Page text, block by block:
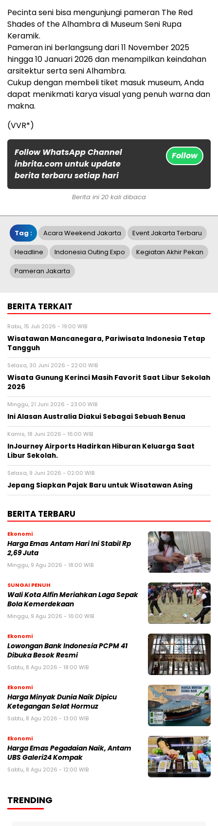
Pecinta seni bisa mengunjungi pameran The Red
Shades of the Alhambra di Museum Seni Rupa
Keramik.
Pameran ini berlangsung dari 11 November 2025
hingga 10 Januari 2026 dan menampilkan keindahan
arsitektur serta seni Alhambra.
Cukup dengan membeli tiket masuk museum, Anda
dapat menikmati karya visual yang penuh warna dan
makna.
(VVR*)
Follow WhatsApp Channel
inbrita.com untuk update
berita terbaru setiap hari
Follow
Berita ini 20 kali dibaca
Tag : Acara Weekend Jakarta Event Jakarta Terbaru
Headline Indonesia Outing Expo Kegiatan Akhir Pekan
Pameran Jakarta
BERITA TERKAIT
Rabu, 15 Juli 2026 - 19:00 WIB
Wisatawan Mancanegara, Pariwisata Indonesia Tetap
Tangguh
Selasa, 30 Juni 2026 - 22:00 WIB
Wisata Gunung Kerinci Masih Favorit Saat Libur Sekolah
2026
Minggu, 21 Juni 2026 - 23:00 WIB
Ini Alasan Australia Diakui Sebagai Sebuah Benua
Kamis, 18 Juni 2026 - 16:00 WIB
InJourney Airports Hadirkan Hiburan Keluarga Saat
Libur Sekolah.
Selasa, 9 Juni 2026 - 02:00 WIB
Jepang Siapkan Pajak Baru untuk Wisatawan Asing
BERITA TERBARU
Ekonomi
Harga Emas Antam Hari Ini Stabil Rp
2,69 Juta
Minggu, 9 Agu 2026 - 18:00 WIB
SUNGAI PENUH
Wali Kota Alfin Meriahkan Laga Sepak
Bola Kemerdekaan
Minggu, 9 Agu 2026 - 16:00 WIB
Ekonomi
Lowongan Bank Indonesia PCPM 41
Dibuka Besok Resmi
Sabtu, 8 Agu 2026 - 18:00 WIB
Ekonomi
Harga Minyak Dunia Naik Dipicu
Ketegangan Selat Hormuz
Sabtu, 8 Agu 2026 - 13:00 WIB
Ekonomi
Harga Emas Pegadaian Naik, Antam
UBS Galeri24 Kompak
Sabtu, 8 Agu 2026 - 12:00 WIB
TRENDING